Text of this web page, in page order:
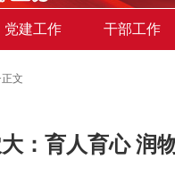
党建工作 干部工作
正文
：育人育心 润